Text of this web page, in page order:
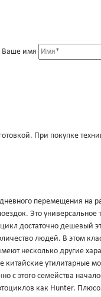
Ваше имя
При покупке
перемещения на
Это универсальное
достаточно дешевый
людей. В этом
несколько другие
китайские утилитарные
с этого семейства
как Hunter.